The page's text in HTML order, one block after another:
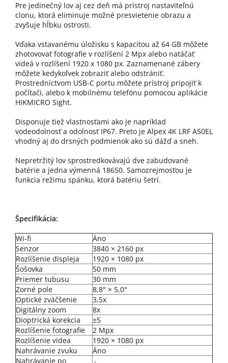
Pre jedinečný lov aj cez deň má prístroj nastaviteľnú
clonu, ktorá eliminuje možné presvietenie obrazu a
zvyšuje hĺbku ostrosti.
Vďaka vstavanému úložisku s kapacitou až 64 GB môžete
zhotovovať fotografie v rozlíšení 2 Mpx alebo natáčať
videá v rozlíšení 1920 x 1080 px. Zaznamenané zábery
môžete kedykoľvek zobraziť alebo odstrániť.
Prostredníctvom USB-C portu môžete prístroj pripojiť k
počítači, alebo k mobilnému telefónu pomocou aplikácie
HIKMICRO Sight.
Disponuje tiež vlastnosťami ako je napríklad
vodeodolnosť a odolnosť IP67. Preto je Alpex 4K LRF A50EL
vhodný aj do drsných podmienok ako sú dážď a sneh.
Nepretržitý lov sprostredkovávajú dve zabudované
batérie a jedna výmenná 18650. Samozrejmosťou je
funkcia režimu spánku, ktorá batériu šetrí.
Špecifikácia:
Wi-fi
Áno
Senzor
3840 × 2160 px
Rozlíšenie displeja
1920 × 1080 px
Šošovka
50 mm
Priemer tubusu
30 mm
Zorné pole
8,8° × 5,0°
Optické zväčšenie
3,5x
Digitálny zoom
8x
Dioptrická korekcia
±5
Rozlíšenie fotografie
2 Mpx
Rozlíšenie videa
1920 × 1080 px
Nahrávanie zvuku
Áno
Nahrávanie po